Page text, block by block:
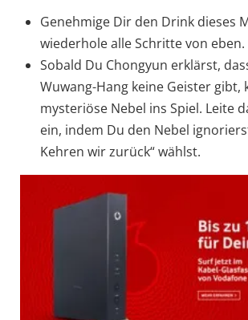
Genehmige Dir den Drink dieses
wiederhole alle Schritte von eben.
Sobald Du Chongyun erklärst,
Wuwang-Hang keine Geister gibt,
mysteriöse Nebel ins Spiel. Leite
ein, indem Du den Nebel
Kehren wir zurück“ wählst.